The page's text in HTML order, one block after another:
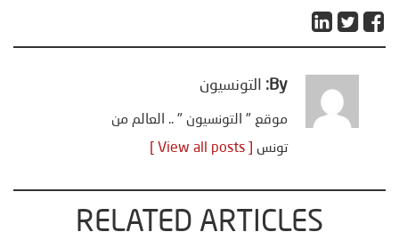
By: التونسيون
موقع " التونسيون " .. العالم من
تونس
RELATED ARTICLES